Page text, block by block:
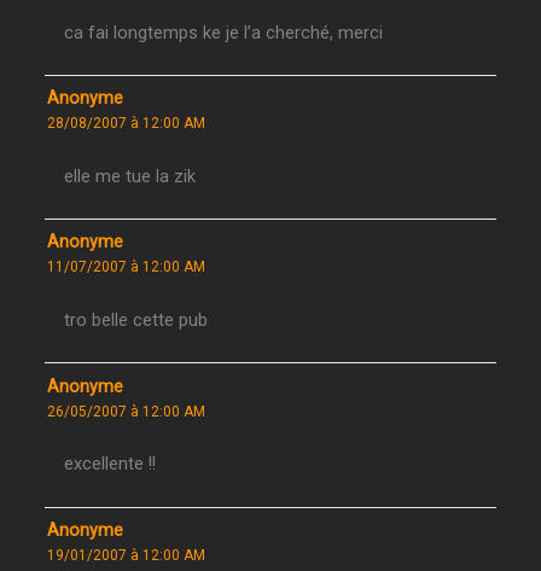
ca fai longtemps ke je l’a cherché, merci
Anonyme
28/08/2007 à 12:00 AM
elle me tue la zik
Anonyme
11/07/2007 à 12:00 AM
tro belle cette pub
Anonyme
26/05/2007 à 12:00 AM
excellente !!
Anonyme
19/01/2007 à 12:00 AM